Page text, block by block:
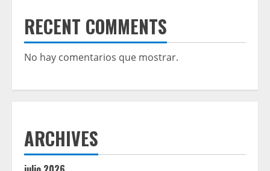
RECENT COMMENTS
No hay comentarios que mostrar.
ARCHIVES